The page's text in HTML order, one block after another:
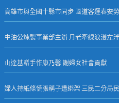
高雄市與全國十縣市同步 國道客運春安
中油公煉製事業部主辦 月老牽線浪漫左
山達基贈手作康乃馨 謝婦女社會貢獻
婦人持紙條慌張稱子遭綁架 三民二分局